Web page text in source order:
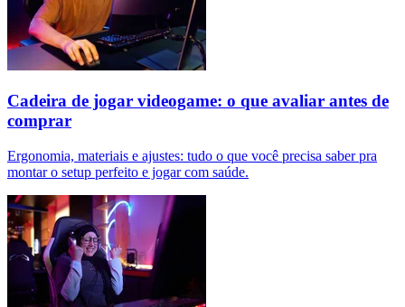
Cadeira de jogar videogame: o que avaliar antes de
comprar
Ergonomia, materiais e ajustes: tudo o que você precisa saber pra
montar o setup perfeito e jogar com saúde.